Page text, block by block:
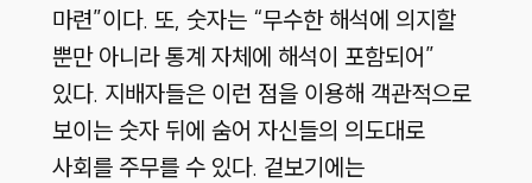
마련”이다. 또, 숫자는 “무수한 해석에 의지할
뿐만 아니라 통계 자체에 해석이 포함되어”
있다. 지배자들은 이런 점을 이용해 객관적으로
보이는 숫자 뒤에 숨어 자신들의 의도대로
사회를 주무를 수 있다. 겉보기에는